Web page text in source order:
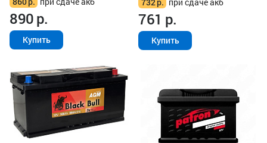
890р.
Купить
732р. при сдаче акб
761 р.
Купить